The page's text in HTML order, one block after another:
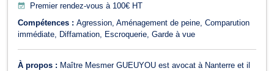
Premier rendez-vous à 100€ HT
Compétences : Agression Aménagement de peine Comparution
immédiate
Diffamation Escroquerie Garde à vue
À propos : Maître Mesmer GUEUYOU est avocat à Nanterre et il